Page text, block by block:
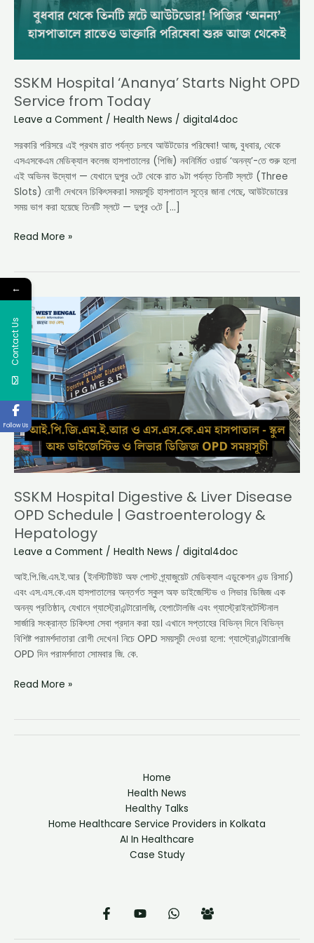
SSKM Hospital ‘Ananya’ Starts Night OPD
Service from Today
Leave a Comment / Health News / digital4doc
সরকারি পরিসরে এই প্রথম রাত পর্যন্ত চলবে আউটডোর পরিষেবা! আজ, বুধবার, থেকে
এসএসকেএম মেডিক্যাল কলেজ হাসপাতালের (পিজি) নবনির্মিত ওয়ার্ড ‘অনন্য’-তে শুরু হলো
এই অভিনব উদ্যোগ — যেখানে দুপুর ৩টে থেকে রাত ৯টা পর্যন্ত তিনটি স্লটে (Three
Slots) রোগী দেখবেন চিকিৎসকরা। সময়সূচি হাসপাতাল সূত্রে জানা গেছে, আউটডোরের
সময় ভাগ করা হয়েছে তিনটি স্লটে — দুপুর ৩টে […]
Today
Read More »
SSKM Hospital Digestive & Liver Disease
OPD Schedule | Gastroenterology &
Hepatology
Leave a Comment / Health News / digital4doc
আই.পি.জি.এম.ই.আর (ইনস্টিটিউট অফ পোস্ট গ্র্যাজুয়েট মেডিক্যাল এডুকেশন এন্ড রিসার্চ)
এবং এস.এস.কে.এম হাসপাতালের অন্তর্গত স্কুল অফ ডাইজেস্টিভ ও লিভার ডিজিজ এক
অনন্য প্রতিষ্ঠান, যেখানে গ্যাস্ট্রোএন্টারোলজি, হেপাটোলজি এবং গ্যাস্ট্রোইনটেস্টিনাল
সার্জারি সংক্রান্ত চিকিৎসা সেবা প্রদান করা হয়। এখানে সপ্তাহের বিভিন্ন দিনে বিভিন্ন
বিশিষ্ট পরামর্শদাতারা রোগী দেখেন। নিচে OPD সময়সূচী দেওয়া হলো: গ্যাস্ট্রোএন্টারোলজি
OPD দিন পরামর্শদাতা সোমবার জি. কে.
SSKM
Hospital
Digestive
&
Liver
Disease
OPD
Schedule
|
Gastroenterology
&
Hepatology
Read More »
Home
Health News
Healthy Talks
Home Healthcare Service Providers in Kolkata
AI In Healthcare
Case Study
←
Contact Us
Follow Us